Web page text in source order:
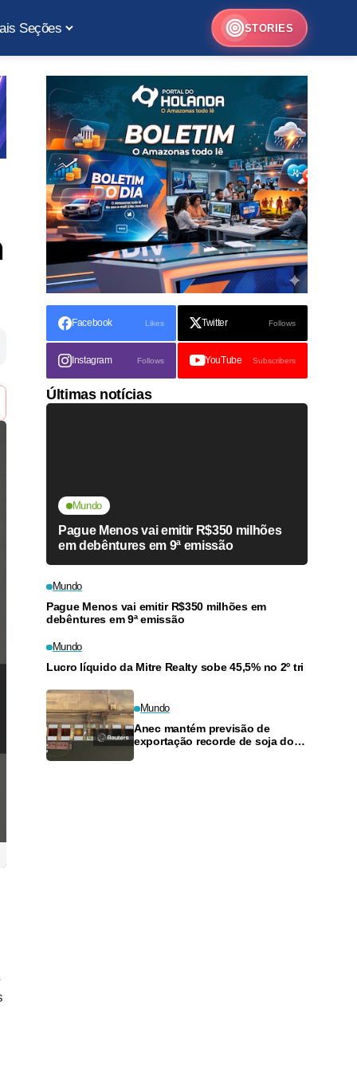
Seções STORIES
Facebook Likes Twitter Follows
Instagram Follows YouTube Subscribers
Últimas notícias
Mundo
Pague Menos vai emitir R$350 milhões
em debêntures em 9ª emissão
Mundo
Pague Menos vai emitir R$350 milhões em
debêntures em 9ª emissão
Mundo
Lucro líquido da Mitre Realty sobe 45,5% no 2º tri
Mundo
Anec mantém previsão de
exportação recorde de soja do